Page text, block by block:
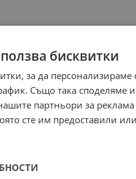
бисквитки
за да
Също така споделяме
партньори за
сте им предоставили